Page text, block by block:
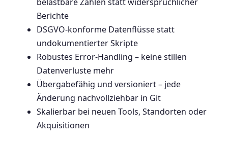
Berichte
DSGVO-konforme Datenflüsse statt
undokumentierter Skripte
Robustes Error-Handling – keine stillen
Datenverluste mehr
Übergabefähig und versioniert – jede
Änderung nachvollziehbar in Git
Skalierbar bei neuen Tools, Standorten oder
Akquisitionen